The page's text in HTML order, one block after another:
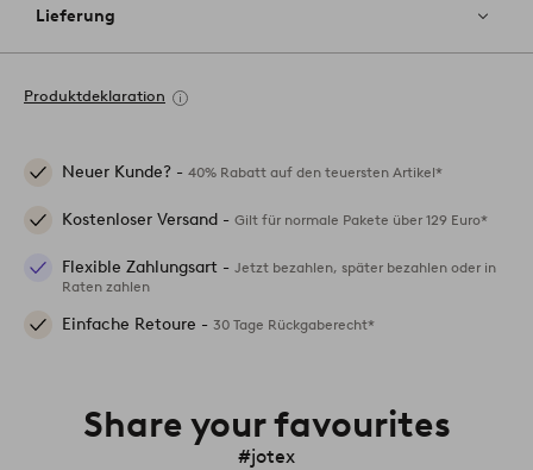
Lieferung
Produktdeklaration
Neuer Kunde? - 40% Rabatt auf den teuersten Artikel*
Kostenloser Versand - Gilt für normale Pakete über 129 Euro*
Flexible Zahlungsart - Jetzt bezahlen, später bezahlen oder in
Raten zahlen
Einfache Retoure - 30 Tage Rückgaberecht*
Share your favourites
#jotex